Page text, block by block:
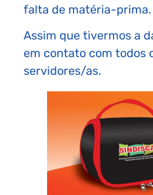
falta de matéria-prima.
Assim que tivermos a
em contato com todos
servidores/as.